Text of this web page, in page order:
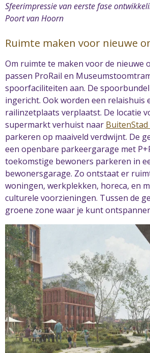
Sfeerimpressie van eerste fase
Poort van Hoorn
Ruimte maken voor nieuwe
Om ruimte te maken voor de nieuwe
passen ProRail en
spoorfaciliteiten aan. De
ingericht. Ook worden een relaishuis
railinzetplaats verplaatst. De locatie
supermarkt verhuist naar
parkeren op maaiveld verdwijnt. De
een openbare parkeergarage met
toekomstige bewoners parkeren in
bewonersgarage. Zo ontstaat er
woningen, werkplekken, horeca, en
culturele voorzieningen. Tussen de
groene zone waar je kunt